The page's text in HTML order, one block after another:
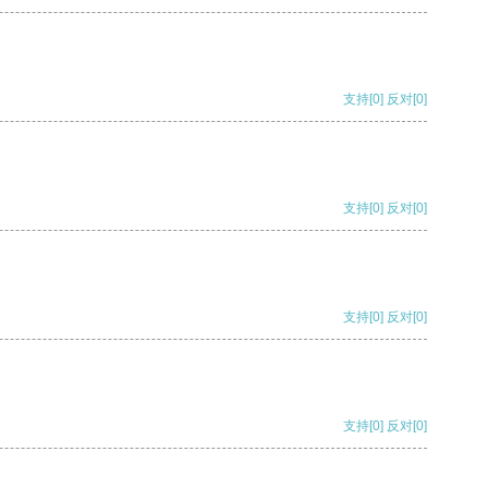
支持[0] 反对[0]
支持[0] 反对[0]
支持[0] 反对[0]
支持[0] 反对[0]